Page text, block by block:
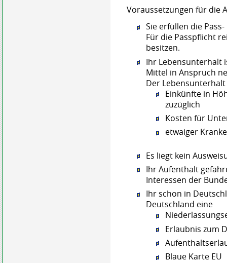
Voraussetzungen für die
Sie erfüllen die
Für die Passpflicht
besitzen.
Ihr Lebensunterhalt
Mittel in Anspruch
Der
Einkünfte in
zuzüglich
Kosten für
etwaiger
Es liegt kein
Ihr Aufenthalt
Interessen der
Ihr schon in
Deutschland eine
Erlaubnis zum
Blaue Karte EU